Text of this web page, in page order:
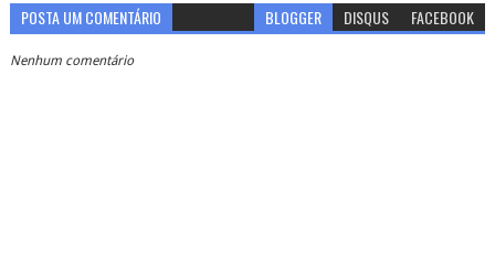
POSTA UM COMENTÁRIO BLOGGER DISQUS FACEBOOK
Nenhum comentário